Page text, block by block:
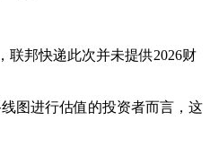
联邦快递此次并未提供2026财
图进行估值的投资者而言，这